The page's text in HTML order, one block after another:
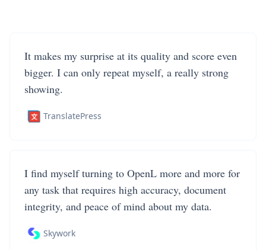
It makes my surprise at its quality and score even
bigger. I can only repeat myself, a really strong
showing.
TranslatePress
I find myself turning to OpenL more and more for
any task that requires high accuracy, document
integrity, and peace of mind about my data.
Skywork